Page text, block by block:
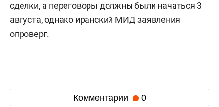
сделки, а переговоры должны были начаться 3
августа, однако иранский МИД заявления
опроверг.
Комментарии 0